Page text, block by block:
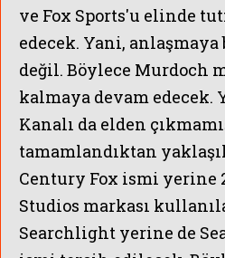
ve Fox Sports'u elinde
edecek. Yani,
değil. Böylece Murdoch
kalmaya devam edecek.
Kanalı da elden
tamamlandıktan
Century Fox ismi yerine
Studios markası
Searchlight yerine de